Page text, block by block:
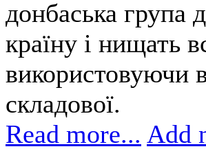
донбаська група
країну і нищать
використовуючи
складової.
Read more... Add